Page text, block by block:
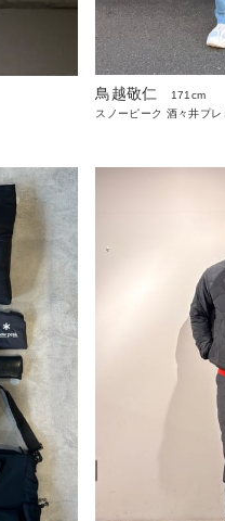
鳥越敬仁
171cm
スノーピーク 酒々井プレ